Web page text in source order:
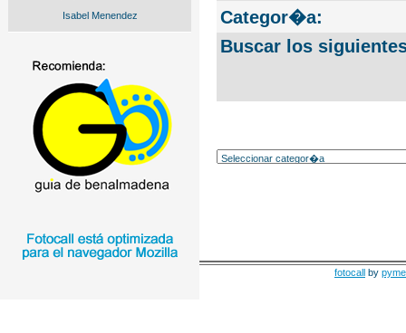
Isabel Menendez
Categor�a:
Buscar los
fotocall by